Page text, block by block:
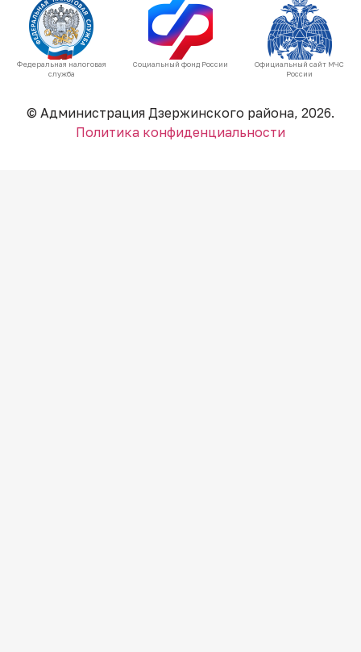
Федеральная налоговая
служба
Социальный фонд России
Официальный сайт МЧС
России
© Администрация Дзержинского района, 2026.
Политика конфиденциальности